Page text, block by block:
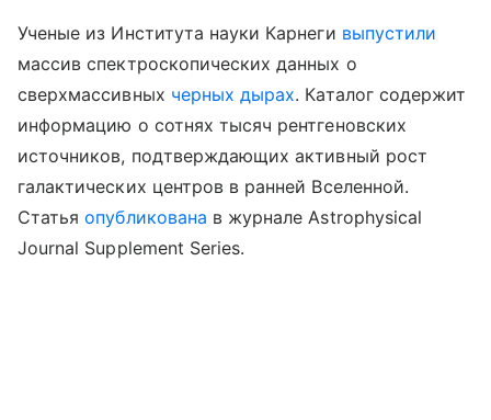
Ученые из Института науки Карнеги выпустили
массив спектроскопических данных о
сверхмассивных черных дырах. Каталог содержит
информацию о сотнях тысяч рентгеновских
источников, подтверждающих активный рост
галактических центров в ранней Вселенной.
Статьяопубликована в журнале Astrophysical
Journal Supplement Series.